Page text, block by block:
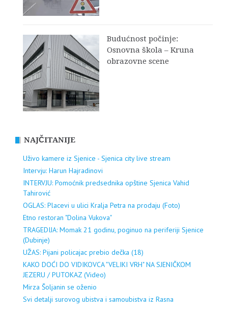
Budućnost počinje:
Osnovna škola – Kruna
obrazovne scene
NAJČITANIJE
Uživo kamere iz Sjenice - Sjenica city live stream
Intervju: Harun Hajradinovi
INTERVJU: Pomoćnik predsednika opštine Sjenica Vahid
Tahirović
OGLAS: Placevi u ulici Kralja Petra na prodaju (Foto)
Etno restoran "Dolina Vukova"
TRAGEDIJA: Momak 21 godinu, poginuo na periferiji Sjenice
(Dubinje)
UŽAS: Pijani policajac prebio dečka (18)
KAKO DOĆI DO VIDIKOVCA "VELIKI VRH" NA SJENIČKOM
JEZERU / PUTOKAZ (Video)
Mirza Šoljanin se oženio
Svi detalji surovog ubistva i samoubistva iz Rasna